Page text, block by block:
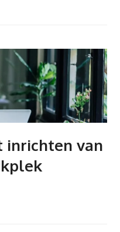
inrichten van